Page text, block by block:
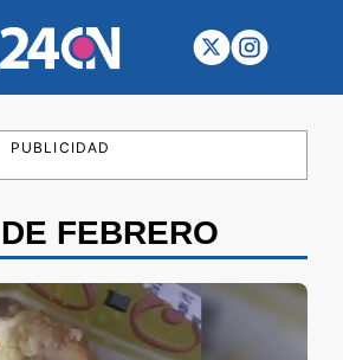
PUBLICIDAD
FEBRERO